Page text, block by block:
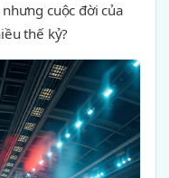
nhưng cuộc đời của
thế kỷ?